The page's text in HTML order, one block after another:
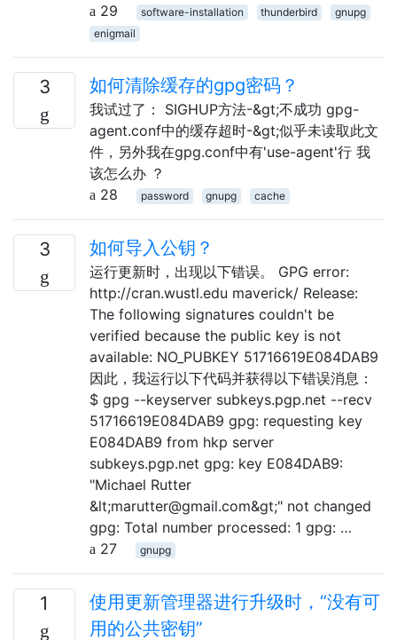
29
software-installation thunderbird
gnupg
enigmail
3 如何清除缓存的gpg密码？
我试过了： SIGHUP方法-&gt;不成功 gpg-
agent.conf中的缓存超时-&gt;似乎未读取此文
件，另外我在gpg.conf中有'use-agent'行 我
该怎么办 ？
28
password gnupg cache
3 如何导入公钥？
运行更新时，出现以下错误。 GPG error:
http://cran.wustl.edu maverick/ Release:
The following signatures couldn't be
verified because the public key is not
available: NO_PUBKEY 51716619E084DAB9
因此，我运行以下代码并获得以下错误消息：
$ gpg --keyserver subkeys.pgp.net --recv
51716619E084DAB9 gpg: requesting key
E084DAB9 from hkp server
subkeys.pgp.net gpg: key E084DAB9:
"Michael Rutter
&lt;marutter@gmail.com&gt;" not changed
gpg: Total number processed: 1 gpg: …
27
gnupg
1
使用更新管理器进行升级时，“没有可
用的公共密钥”